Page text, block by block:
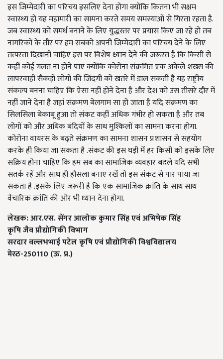
इस जिम्मेदारी का परिचय इसलिए देना होगा क्योंकि कितना भी सक्षम
स्वास्थ्य हो यह महामारी का सामना करते समय समस्याओं से गिरता रहता है.
जब स्वास्थ्य को समर्थ बनाने के लिए युद्धस्तर पर प्रयास किए जा रहे हो तब
नागरिकों के तौर पर हम सबको अपनी जिम्मेदारी का परिचय देने के लिए
तत्परता दिखानी चाहिए इस पर विशेष ध्यान देने की जरूरत है कि किसी से
कहीं कोई गलत ना होने पाए क्योंकि कोरोना संक्रमित एक अकेले शख्स की
लापरवाही सैकड़ों लोगों की जिंदगी को खतरे में डाल सकती है यह राष्ट्रीय
संकल्प बनना चाहिए कि ऐसा नहीं होने देना है और देश को उस तीसरे दौर में
नहीं जाने देना है जहां संक्रमण बेलगाम सा हो जाता है यदि संक्रमण का
सिलसिला बेकाबू हुआ तो संकट कहीं अधिक गंभीर हो सकता है और तब
लोगों को और अधिक बंदियों के साथ मुश्किलों का सामना करना होगा.
कोरोना वायरस के बढ़ते संक्रमण का सामना शासन प्रशासन से सहयोग
करके ही किया जा सकता है .संकट की इस घड़ी में हर किसी को इसके लिए
सक्रिय होना चाहिए कि हम सब का सामाजिक व्यवहार बदले यदि सभी
सतर्क रहें और साथ ही हौसला बनाए रखें तो इस संकट से पार पाया जा
सकता है .इसके लिए जरूरी है कि एक सामाजिक क्रांति के साथ साथ
वैचारिक क्रांति की ओर भी ध्यान देना होगा.
लेखक:आर.एस. सेंगर आलोक कुमार सिंह एवं अभिषेक सिंह
कृषि जैव प्रौद्योगिकी विभाग
सरदार वल्लभभाई पटेल कृषि एवं प्रौद्योगिकी विश्वविद्यालय
मेरठ-250110 (ऊ. प्र.)